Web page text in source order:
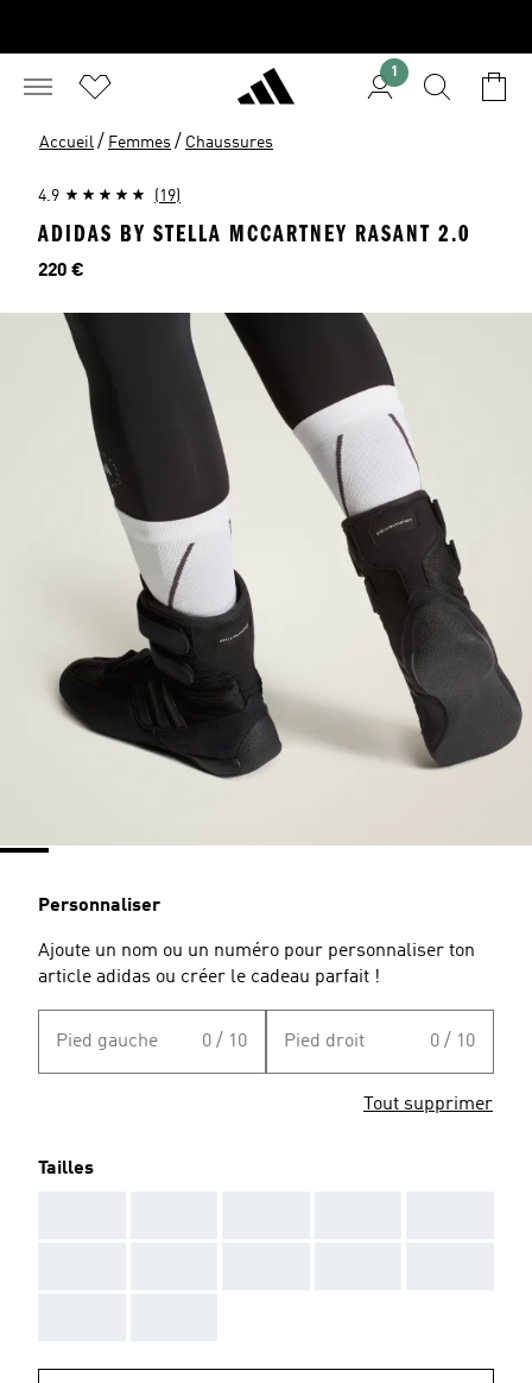
1
Accueil / Femmes / Chaussures
4.9 (19)
ADIDAS BY STELLA MCCARTNEY RASANT 2.0
Prix
220 €
Personnaliser
Ajoute un nom ou un numéro pour personnaliser ton
article adidas ou créer le cadeau parfait !
Pied gauche 0 / 10 Pied droit 0 / 10
Tout supprimer
Tailles